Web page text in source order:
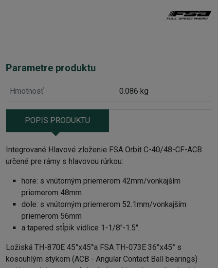
Parametre produktu
Hmotnosť 0.086 kg
POPIS PRODUKTU
Integrované Hlavové zloženie FSA Orbit C-40/48-CF-ACB
určené pre rámy s hlavovou rúrkou:
hore: s vnútorným priemerom 42mm/vonkajším
priemerom 48mm
dole: s vnútorným priemerom 52.1mm/vonkajším
priemerom 56mm
a tapered stĺpik vidlice 1-1/8"-1.5".
Ložiská TH-870E 45°x45°a FSA TH-073E 36°x45° s
kosouhlým stykom (ACB - Angular Contact Ball bearings)